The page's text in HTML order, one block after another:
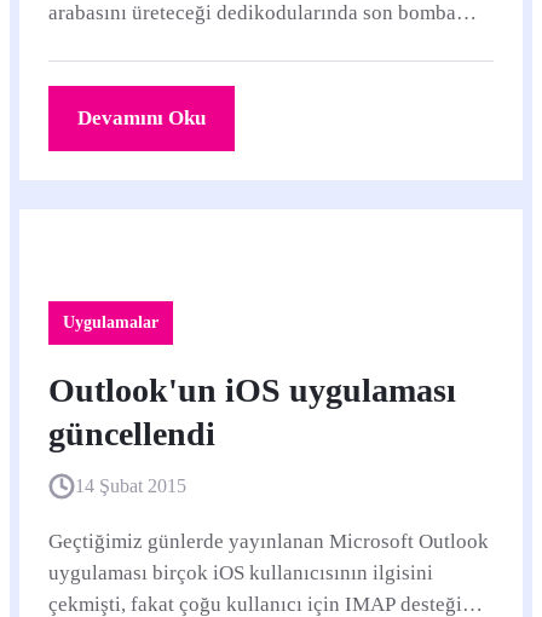
arabasını üreteceği dedikodularında son bomba
Devamını Oku
Uygulamalar
Outlook'un iOS uygulaması
güncellendi
14 Şubat 2015
Geçtiğimiz günlerde yayınlanan Microsoft Outlook
uygulaması birçok iOS kullanıcısının ilgisini
çekmişti, fakat çoğu kullanıcı için IMAP desteği